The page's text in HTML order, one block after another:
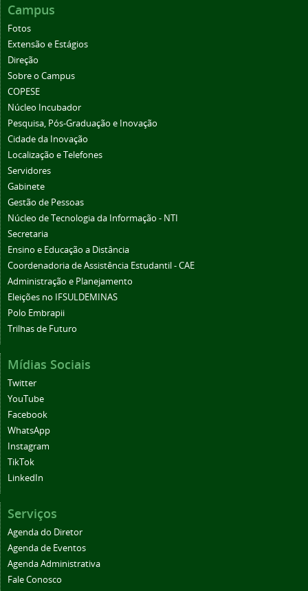
Campus
Fotos
Extensão e Estágios
Direção
Sobre o Campus
COPESE
Núcleo Incubador
Pesquisa, Pós-Graduação e Inovação
Cidade da Inovação
Localização e Telefones
Servidores
Gabinete
Gestão de Pessoas
Núcleo de Tecnologia da Informação - NTI
Secretaria
Ensino e Educação a Distância
Coordenadoria de Assistência Estudantil - CAE
Administração e Planejamento
Eleições no IFSULDEMINAS
Polo Embrapii
Trilhas de Futuro
Mídias Sociais
Twitter
YouTube
Facebook
WhatsApp
Instagram
TikTok
LinkedIn
Serviços
Agenda do Diretor
Agenda de Eventos
Agenda Administrativa
Fale Conosco